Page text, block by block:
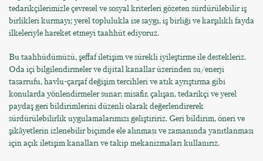
tedarikçilerimizle çevresel ve sosyal kriterleri gözeten sürdürülebilir iş
birlikleri kurmayı; yerel toplulukla ise saygı, iş birliği ve karşılıklı fayda
ilkeleriyle hareket etmeyi taahhüt ediyoruz.
Bu taahhüdümüzü, şeffaf iletişim ve sürekli iyileştirme ile destekleriz.
Oda içi bilgilendirmeler ve dijital kanallar üzerinden su/enerji
tasarrufu, havlu-çarşaf değişim tercihleri ve atık ayrıştırma gibi
konularda yönlendirmeler sunar; misafir, çalışan, tedarikçi ve yerel
paydaş geri bildirimlerini düzenli olarak değerlendirerek
sürdürülebilirlik uygulamalarımızı geliştiririz. Geri bildirim, öneri ve
şikâyetlerin izlenebilir biçimde ele alınması ve zamanında yanıtlanması
için açık iletişim kanalları ve takip mekanizmaları kullanırız.